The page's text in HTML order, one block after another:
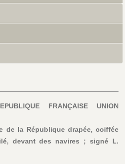
FRANÇAISE UNION
de la République drapée, coiffée
devant des navires ; signé L.